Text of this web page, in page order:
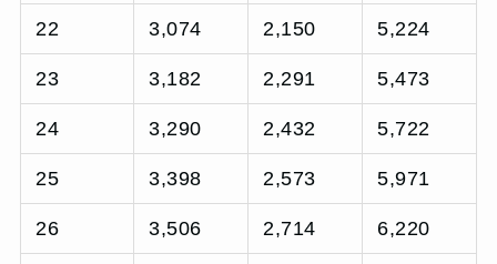
22 3,074 2,150 5,224
23 3,182 2,291 5,473
24 3,290 2,432 5,722
25 3,398 2,573 5,971
26 3,506 2,714 6,220